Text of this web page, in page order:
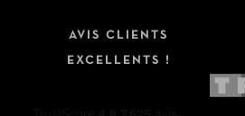
AVIS CLIENTS
EXCELLENTS !